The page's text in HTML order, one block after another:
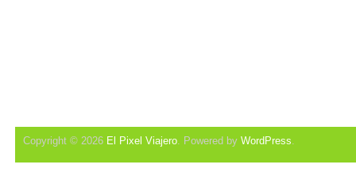
Copyright © 2026 El Pixel Viajero. Powered by WordPress.